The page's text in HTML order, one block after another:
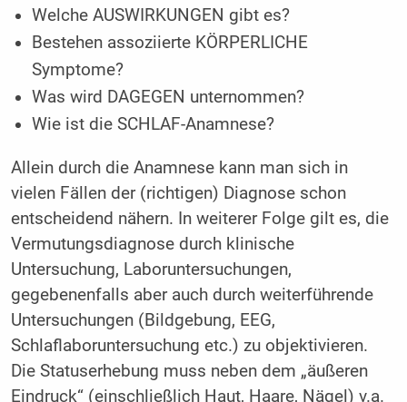
Welche AUSWIRKUNGEN gibt es?
Bestehen assoziierte KÖRPERLICHE
Symptome?
Was wird DAGEGEN unternommen?
Wie ist die SCHLAF-Anamnese?
Allein durch die Anamnese kann man sich in
vielen Fällen der (richtigen) Diagnose schon
entscheidend nähern. In weiterer Folge gilt es, die
Vermutungsdiagnose durch klinische
Untersuchung, Laboruntersuchungen,
gegebenenfalls aber auch durch weiterführende
Untersuchungen (Bildgebung, EEG,
Schlaflaboruntersuchung etc.) zu objektivieren.
Die Statuserhebung muss neben dem „äußeren
Eindruck“ (einschließlich Haut, Haare, Nägel) v.a.